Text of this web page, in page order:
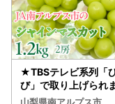
★TBSテレビ系列「
び」で取り上げられ
！★＜2026年発送先